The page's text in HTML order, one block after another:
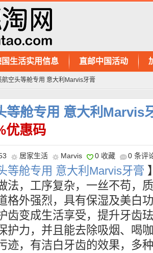
国生活实用信息 直邮中国活动
航空头等舱专用 意大利Marvis牙膏
等舱专用 意大利Marvis
优惠码
居家生活 Marvis 0 收藏 0 条评
等舱专用 意大利Marvis牙膏
法，工序复杂，一丝不苟，
格外强烈，具有保湿及美白
齿变成生活享受，提升牙齿
护力，并且能去除吸烟、喝
迹，有洁白牙齿的效果，多